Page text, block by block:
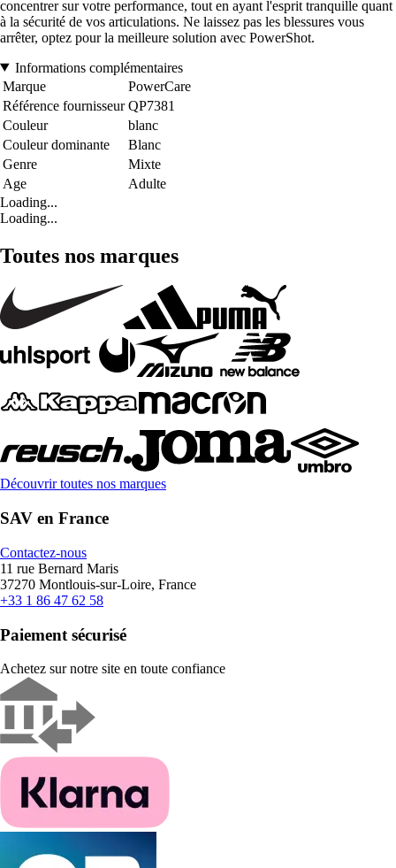
concentrer sur votre performance, tout en ayant l'esprit tranquille quant
à la sécurité de vos articulations. Ne laissez pas les blessures vous
arrêter, optez pour la meilleure solution avec PowerShot.
Informations complémentaires
Marque
PowerCare
Référence fournisseur QP7381
Couleur
blanc
Couleur dominante
Blanc
Genre
Mixte
Age
Adulte
Loading...
Loading...
Toutes nos marques
Découvrir toutes nos marques
SAV en France
Contactez-nous
11 rue Bernard Maris
37270 Montlouis-sur-Loire, France
+33 1 86 47 62 58
Paiement sécurisé
Achetez sur notre site en toute confiance